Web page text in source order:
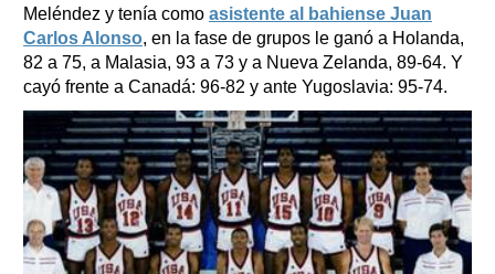
Meléndez y tenía como asistente al bahiense Juan
Carlos Alonso, en la fase de grupos le ganó a Holanda,
82 a 75, a Malasia, 93 a 73 y a Nueva Zelanda, 89-64. Y
cayó frente a Canadá: 96-82 y ante Yugoslavia: 95-74.